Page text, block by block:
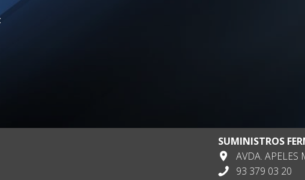
SUMINISTROS
AVDA. APELES
93 379 03 20